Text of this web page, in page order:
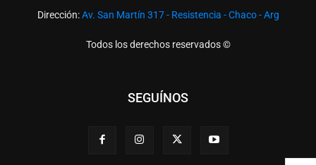
Dirección:Av. San Martín 317 - Resistencia - Chaco - Arg
Todos los derechos reservados ©
SEGUÍNOS